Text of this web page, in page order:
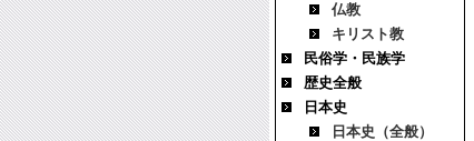
仏教
キリスト教
民俗学・民族学
歴史全般
日本史
日本史（全般）